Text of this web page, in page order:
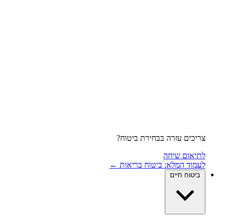
צריכים עזרה בבחירת ביטוח?
לתיאום שיחה
לעמוד המלא: ביטוח בריאות ←
ביטוח חיים